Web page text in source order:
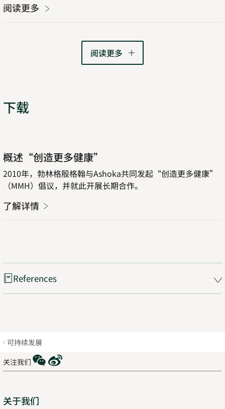
阅读更多
阅读更多
下载
解
详
情
in
new
tab
概述“创造更多健康”
2010年，勃林格殷格翰与Ashoka共同发起“创造更多健康”
（MMH）倡议，并就此开展长期合作。
了解详情 Opens
References
可持续发展
关注我们
WeChat
Weibo
Sitemap
关于我们